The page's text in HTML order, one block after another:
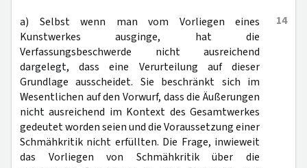
14
a) Selbst wenn man vom Vorliegen eines
Kunstwerkes ausginge, hat die
Verfassungsbeschwerde nicht ausreichend
dargelegt, dass eine Verurteilung auf dieser
Grundlage ausscheidet. Sie beschränkt sich im
Wesentlichen auf den Vorwurf, dass die Äußerungen
nicht ausreichend im Kontext des Gesamtwerkes
gedeutet worden seien und die Voraussetzung einer
Schmähkritik nicht erfüllten. Die Frage, inwieweit
das Vorliegen von Schmähkritik über die